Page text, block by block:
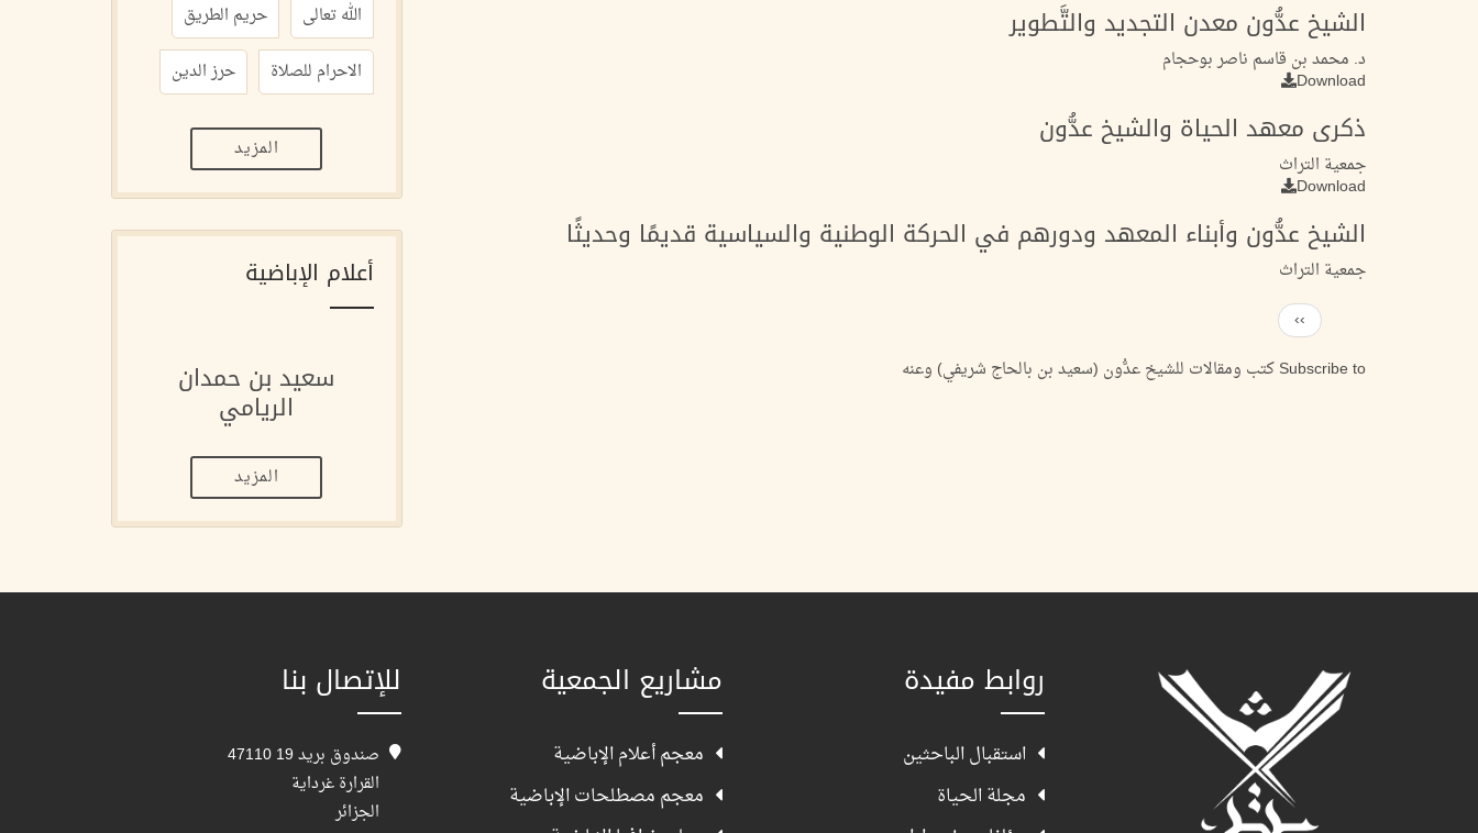
الشيخ عدُّون معدن التجديد والتَّطوير
د. محمد بن قاسم ناصر بوحجام
Download
ذكرى معهد الحياة والشيخ عدُّون
جمعية التراث
Download
الشيخ عدُّون وأبناء المعهد ودورهم في الحركة الوطنية والسياسية قديمًا وحديثًا
جمعية التراث
Pagination
Next
page
››
Subscribe to كتب ومقالات للشيخ عدُّون (سعيد بن بالحاج شريفي) وعنه
الله تعالى
حريم الطريق
الاحرام للصلاة
حرز الدين
المزيد
أعلام الإباضية
سعيد بن حمدان
الريامي
المزيد
روابط مفيدة
استقبال الباحثين
مجلة الحياة
مشاريع الجمعية
معجم أعلام الإباضية
معجم مصطلحات الإباضية
للإتصال بنا
صندوق بريد 19 47110
القرارة غرداية
الجزائر